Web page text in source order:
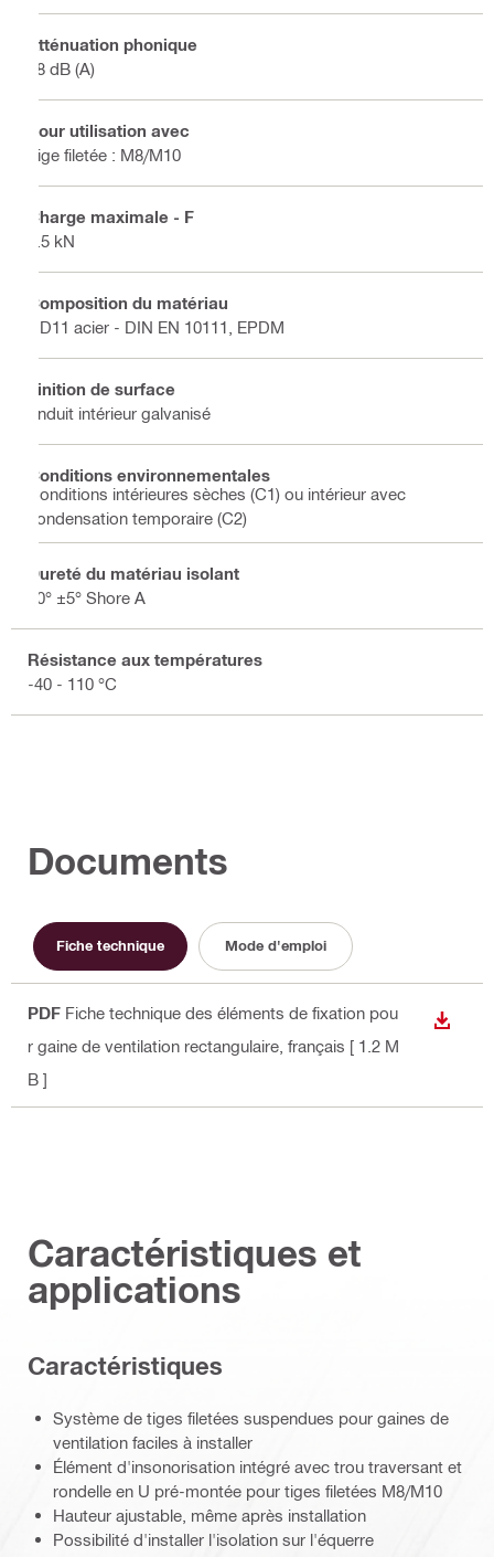
Atténuation phonique
18 dB (A)
Pour utilisation avec
Tige filetée : M8/M10
Charge maximale - F
0.5 kN
Composition du matériau
DD11 acier - DIN EN 10111, EPDM
Finition de surface
Enduit intérieur galvanisé
Conditions environnementales
Conditions intérieures sèches (C1) ou intérieur avec
condensation temporaire (C2)
Dureté du matériau isolant
60° ±5° Shore A
Résistance aux températures
-40 - 110 °C
Documents
Fiche technique Mode d'emploi
PDF Fiche technique des éléments de fixation pou
r gaine de ventilation rectangulaire , français [ 1.2 M
B ]
Caractéristiques et
applications
Caractéristiques
Système de tiges filetées suspendues pour gaines de
ventilation faciles à installer
Élément d'insonorisation intégré avec trou traversant et
rondelle en U pré-montée pour tiges filetées M8/M10
Hauteur ajustable, même après installation
Possibilité d'installer l'isolation sur l'équerre